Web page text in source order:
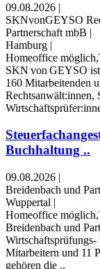
09.08.2026 |
SKNvonGEYSO
Partnerschaft mbB |
Hamburg |
Homeoffice
SKN von GEYSO
160 Mitarbeitenden
Rechtsanwält:innen,
Buchhaltung ..
09.08.2026 |
Breidenbach und
Wuppertal |
Homeoffice
Breidenbach und
Wirtschaftsprüfungs-
Mitarbeitern und 11
gehören die ..